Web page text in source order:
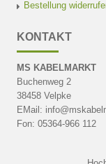
Bestellung
KONTAKT
MS KABELMARKT
Buchenweg 2
38458 Velpke
EMail:
Fon: 05364-966 112